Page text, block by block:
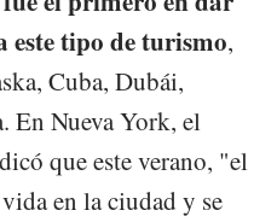
este tipo de turismo,
Cuba, Dubái,
En Nueva York, el
que este verano, "el
en la ciudad y se